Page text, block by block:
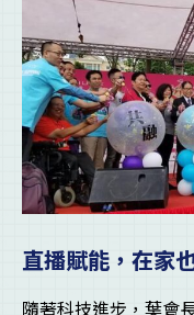
直播賦能，在家
隨著科技進步，葉會